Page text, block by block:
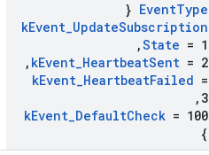
EventType
{
kEvent_UpdateSubscription
State = 1
,
kEvent_HeartbeatSent = 2
,
kEvent_HeartbeatFailed =
3
,
kEvent_DefaultCheck = 100
}